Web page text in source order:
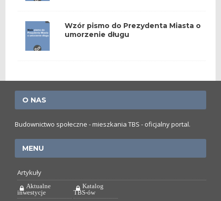
Wzór pismo do Prezydenta Miasta o
umorzenie długu
O NAS
Budownictwo społeczne - mieszkania TBS - oficjalny portal.
MENU
Artykuły
Aktualne
inwestycje
Katalog
TBS-ów